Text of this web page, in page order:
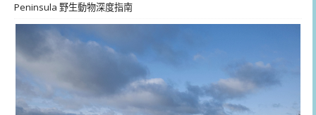
Peninsula 野生動物深度指南